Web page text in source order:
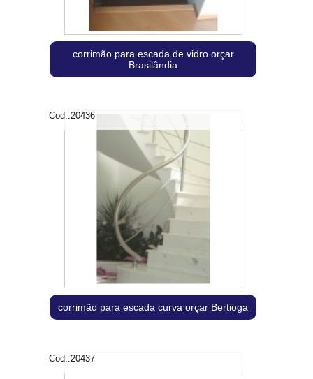
corrimão para escada de vidro orçar
Brasilândia
Cod.:20436
corrimão para escada curva orçar Bertioga
Cod.:20437